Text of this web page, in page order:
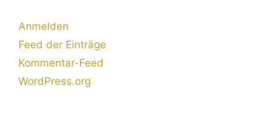
Anmelden
Feed der Einträge
Kommentar-Feed
WordPress.org